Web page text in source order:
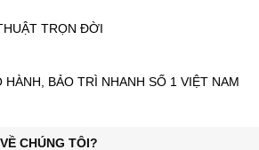
TRỌN ĐỜI
HÀNH, BẢO TRÌ NHANH SỐ 1 VIỆT NAM
CHÚNG TÔI?